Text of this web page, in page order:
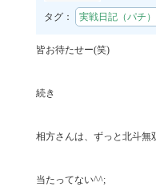
タグ： 実戦日記（パチ）
皆お待たせー(笑)
続き
相方さんは、ずっと北斗無
当たってない^^;